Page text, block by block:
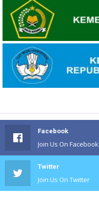
Facebook
Join Us On Facebook
Twitter
Join Us On Twitter